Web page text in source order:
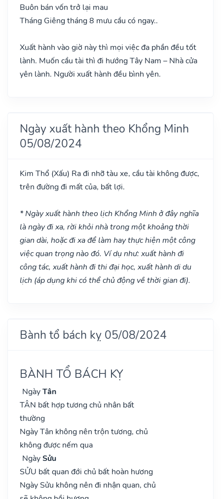
Buôn bán vốn trở lại mau
Tháng Giêng tháng 8 mưu cầu có ngay..
Xuất hành vào giờ này thì mọi việc đa phần đều tốt
lành. Muốn cầu tài thì đi hướng Tây Nam – Nhà cửa
yên lành. Người xuất hành đều bình yên.
Ngày xuất hành theo Khổng Minh
05/08/2024
Kim Thổ (Xấu) Ra đi nhỡ tàu xe, cầu tài không được,
trên đường đi mất của, bất lợi.
* Ngày xuất hành theo lịch Khổng Minh ở đây nghĩa
là ngày đi xa, rời khỏi nhà trong một khoảng thời
gian dài, hoặc đi xa để làm hay thực hiện một công
việc quan trọng nào đó. Ví dụ như: xuất hành đi
công tác, xuất hành đi thi đại học, xuất hành di du
lịch (áp dụng khi có thể chủ động về thời gian đi).
Bành tổ bách kỵ 05/08/2024
BÀNH TỔ BÁCH KỴ
NgàyTân
TÂN bất hợp tương chủ nhân bất
thường
Ngày Tân không nên trộn tương, chủ
không được nếm qua
NgàySửu
SỬU bất quan đới chủ bất hoàn hương
Ngày Sửu không nên đi nhận quan, chủ